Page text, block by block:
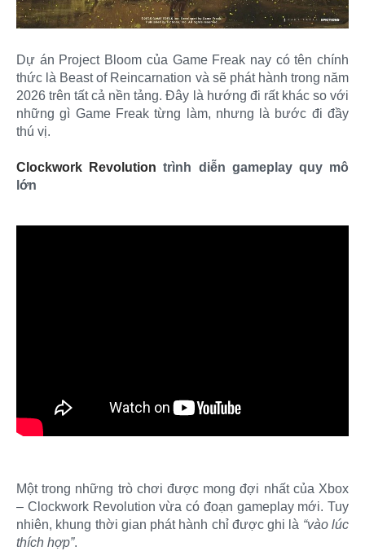
Dự án Project Bloom của Game Freak nay có tên chính
thức là Beast of Reincarnation và sẽ phát hành trong năm
2026 trên tất cả nền tảng. Đây là hướng đi rất khác so với
những gì Game Freak từng làm, nhưng là bước đi đầy
thú vị.
Clockwork Revolution trình diễn gameplay quy mô
lớn
Một trong những trò chơi được mong đợi nhất của Xbox
– Clockwork Revolution vừa có đoạn gameplay mới. Tuy
nhiên, khung thời gian phát hành chỉ được ghi là “vào lúc
thích hợp”.